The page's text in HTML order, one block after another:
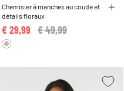
Chemisier à manches au coude et
détails floraux
Price reduced from
€ 49,99
€ 29,99